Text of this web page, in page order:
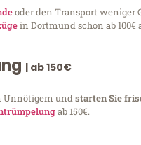
oder den Transport weniger
in Dortmund schon ab 100€
| ab 150€
Unnötigem undstarten Sie
ab 150€.